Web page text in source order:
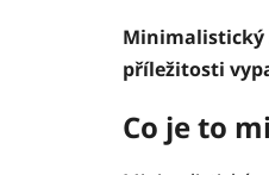
Minimalistický
příležitosti
Co je to